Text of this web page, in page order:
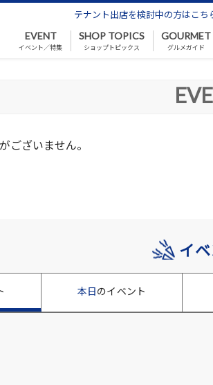
テナント出店を検討中の方はこち
EVENT
イベント／特集
SHOP TOPICS
ショップトピックス
GOURMET
グルメガイド
ございません。
イ
本日のイベント